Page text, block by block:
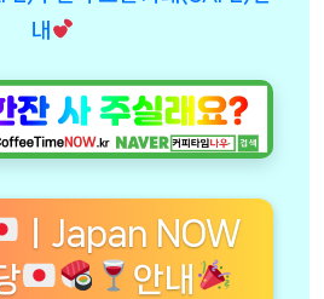
내
ㅣJapan NOW
안내